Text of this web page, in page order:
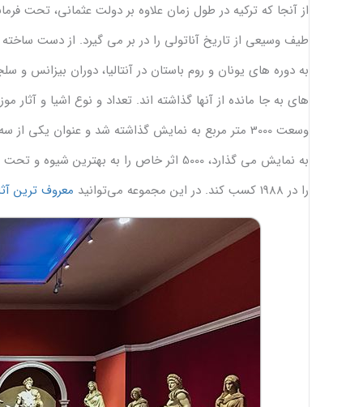
از آنجا که ترکیه در طول زمان علاوه بر دولت عثمانی، تحت
طیف وسیعی از تاریخ آناتولی را در بر می گیرد. از دست
به دوره های یونان و روم باستان در آنتالیا، دوران
وسعت 3000 متر مربع به نمایش گذاشته شد و عنوان
به نمایش می گذارد، 5000 اثر خاص را به
را در 1988 کسب کند. در این مجموعه می‌توانید
معروف ترین